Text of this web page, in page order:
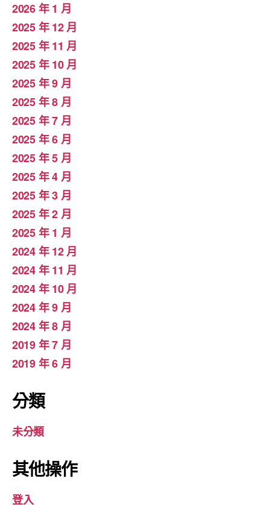
2026 年 1 月
2025 年 12 月
2025 年 11 月
2025 年 10 月
2025 年 9 月
2025 年 8 月
2025 年 7 月
2025 年 6 月
2025 年 5 月
2025 年 4 月
2025 年 3 月
2025 年 2 月
2025 年 1 月
2024 年 12 月
2024 年 11 月
2024 年 10 月
2024 年 9 月
2024 年 8 月
2019 年 7 月
2019 年 6 月
分類
未分類
其他操作
登入